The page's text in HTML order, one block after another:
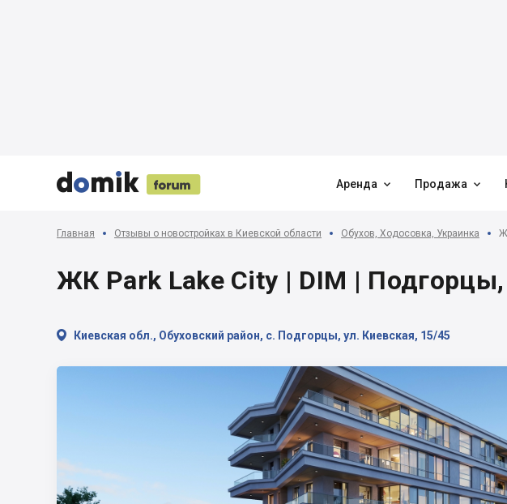


 
 Аренда  Продажа 
Главная Отзывы о новостройках в Киевской области Обухов, Ходосовка, Украинка
ЖК Park Lake City | DIM | Подгорцы,
 Киевская обл., Обуховский район, с. Подгорцы, ул. Киевская, 15/45